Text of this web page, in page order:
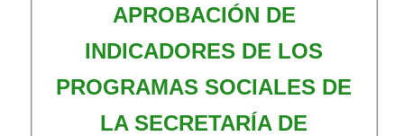
APROBACIÓN DE
INDICADORES DE LOS
PROGRAMAS SOCIALES DE
LA SECRETARÍA DE